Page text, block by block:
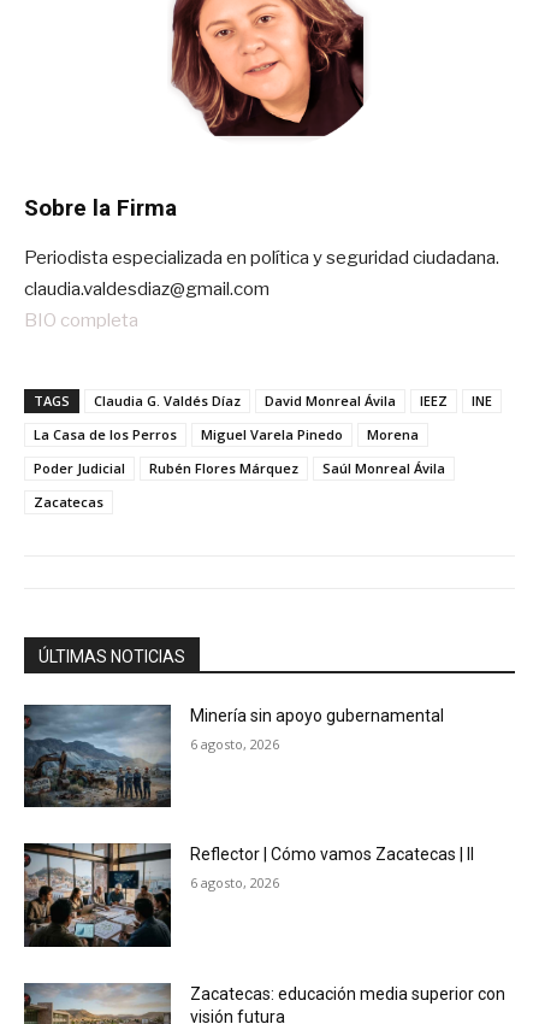
Sobre la Firma
Periodista especializada en política y seguridad ciudadana.
claudia.valdesdiaz@gmail.com
BIO completa
TAGS Claudia G. Valdés Díaz David Monreal Ávila IEEZ
INE
La Casa de los Perros
Miguel Varela Pinedo
Morena
Poder Judicial
Rubén Flores Márquez
Saúl Monreal Ávila
Zacatecas
ÚLTIMAS NOTICIAS
Minería sin apoyo gubernamental
6 agosto, 2026
Reflector | Cómo vamos Zacatecas | II
6 agosto, 2026
Zacatecas: educación media superior con
visión futura